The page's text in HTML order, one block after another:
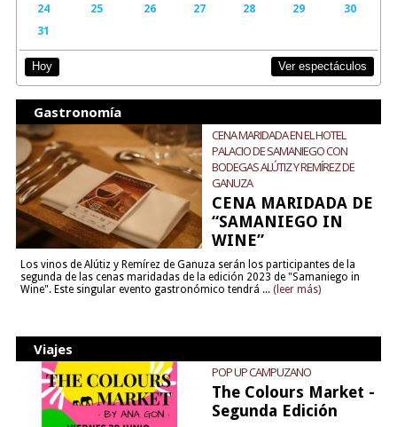
24
25 26 27 28 29
30
31
Hoy Ver espectáculos
Gastronomía
CENA MARIDADA EN EL HOTEL
PALACIO DE SAMANIEGO CON
BODEGAS ALÚTIZ Y REMÍREZ DE
GANUZA
CENA MARIDADA DE
“SAMANIEGO IN
WINE”
Los vinos de Alútiz y Remírez de Ganuza serán los participantes de la
segunda de las cenas maridadas de la edición 2023 de "Samaniego in
Wine". Este singular evento gastronómico tendrá ... (leer más)
Viajes
POP UP CAMPUZANO
The Colours Market -
Segunda Edición